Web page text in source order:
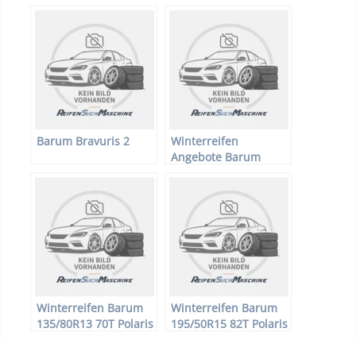
Barum Bravuris 2
Winterreifen
Angebote Barum
Winterreifen Barum
135/80R13 70T Polaris
Winterreifen Barum
195/50R15 82T Polaris